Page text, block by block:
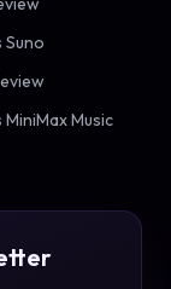
Suno
MiniMax Music